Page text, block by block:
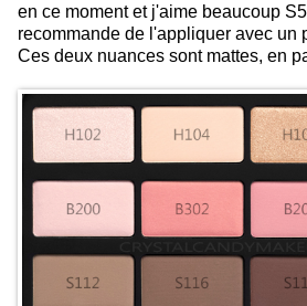
en ce moment et j'aime beaucoup
recommande de l'appliquer avec un
Ces deux nuances sont mattes, en